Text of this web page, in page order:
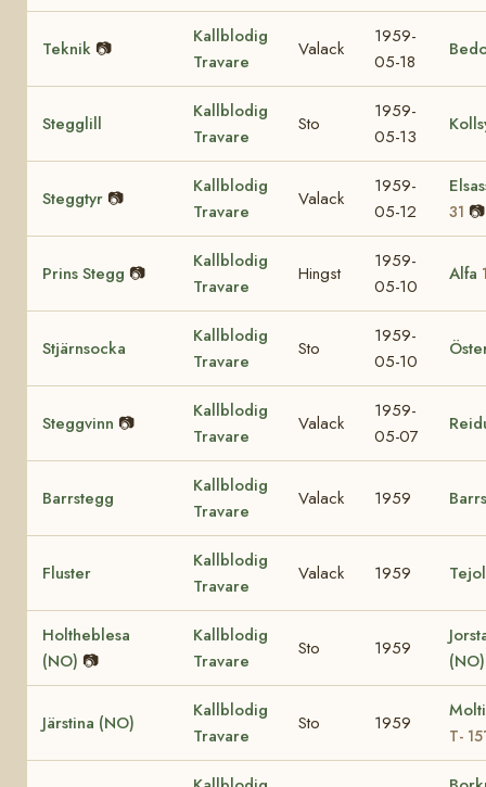
Teknik 📷
Kallblodig
Travare
Valack
1959-
05-18
Stegglill
Kallblodig
Travare
Sto
1959-
05-13
Steggtyr 📷
Kallblodig
Travare
Valack
1959-
05-12
31 📷
Prins Stegg 📷
Kallblodig
Travare
Hingst
1959-
05-10
Alfa
Stjärnsocka
Kallblodig
Travare
Sto
1959-
05-10
Steggvinn 📷
Kallblodig
Travare
Valack
1959-
05-07
Barrstegg
Kallblodig
Travare
Valack 1959
Fluster
Kallblodig
Travare
Valack 1959
Holtheblesa
(NO) 📷
Kallblodig
Travare
Sto 1959
(NO)
Järstina (NO)
Kallblodig
Travare
Sto 1959
T-